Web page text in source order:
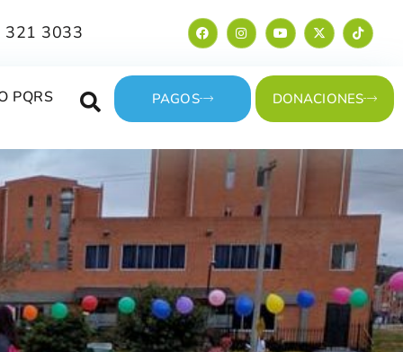
321 3033
PQRS PAGOS DONACIONES